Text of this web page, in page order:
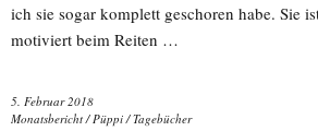
ich sie sogar komplett geschoren habe. Sie
motiviert beim Reiten …
5. Februar 2018
Monatsbericht / Püppi /Tagebücher